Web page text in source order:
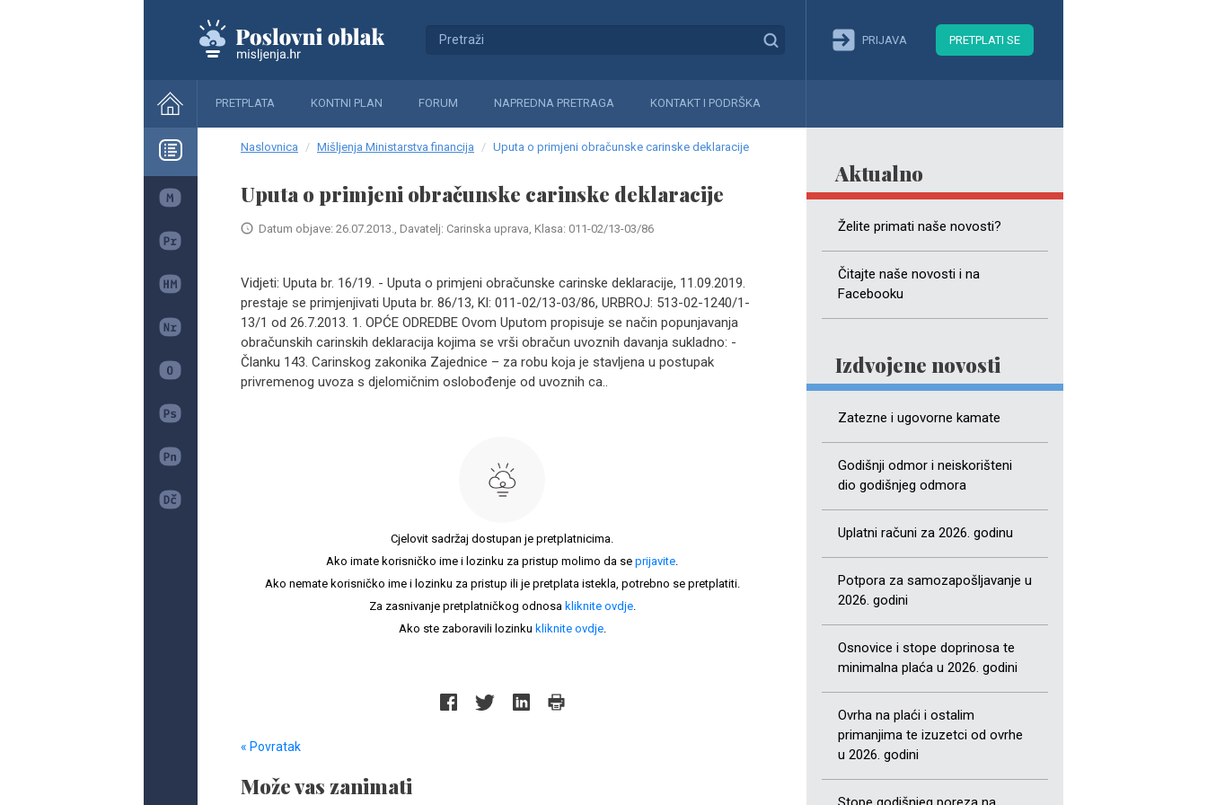
PRIJAVA PRETPLATI SE
PRETPLATA KONTNI PLAN FORUM NAPREDNA PRETRAGA KONTAKT I PODRŠKA
Aktualno
Želite primati naše novosti?
Čitajte naše novosti i na
Facebooku
Izdvojene novosti
Zatezne i ugovorne kamate
Godišnji odmor i neiskorišteni
dio godišnjeg odmora
Uplatni računi za 2026. godinu
Potpora za samozapošljavanje u
2026. godini
Osnovice i stope doprinosa te
minimalna plaća u 2026. godini
Ovrha na plaći i ostalim
primanjima te izuzetci od ovrhe
u 2026. godini
Naslovnica Mišljenja Ministarstva financija Uputa o primjeni obračunske carinske deklaracije
Uputa o primjeni obračunske carinske deklaracije
Datum objave: 26.07.2013., Davatelj: Carinska uprava, Klasa: 011-02/13-03/86
Vidjeti: Uputa br. 16/19. - Uputa o primjeni obračunske carinske deklaracije, 11.09.2019.
prestaje se primjenjivati Uputa br. 86/13, Kl: 011-02/13-03/86, URBROJ: 513-02-1240/1-
13/1 od 26.7.2013. 1. OPĆE ODREDBE Ovom Uputom propisuje se način popunjavanja
obračunskih carinskih deklaracija kojima se vrši obračun uvoznih davanja sukladno: -
Članku 143. Carinskog zakonika Zajednice – za robu koja je stavljena u postupak
privremenog uvoza s djelomičnim oslobođenje od uvoznih ca..
Cjelovit sadržaj dostupan je pretplatnicima.
Ako imate korisničko ime i lozinku za pristup molimo da se prijavite.
Ako nemate korisničko ime i lozinku za pristup ili je pretplata istekla, potrebno se pretplatiti.
Za zasnivanje pretplatničkog odnosa kliknite ovdje.
Ako ste zaboravili lozinku kliknite ovdje.
« Povratak
Može vas zanimati